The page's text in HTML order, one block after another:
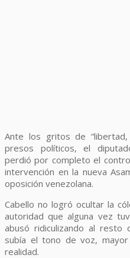
Ante los gritos de
presos políticos, el
perdió por completo el
intervención en la nueva
oposición venezolana.
Cabello no logró ocultar la
autoridad que alguna vez
abusó ridiculizando al resto
subía el tono de voz,
realidad.